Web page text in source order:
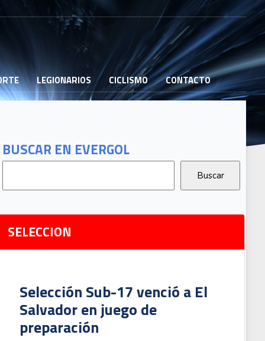
LEGIONARIOS CICLISMO CONTACTO
BUSCAR EN EVERGOL
SELECCION
Selección Sub-17 venció a El
Salvador en juego de
preparación